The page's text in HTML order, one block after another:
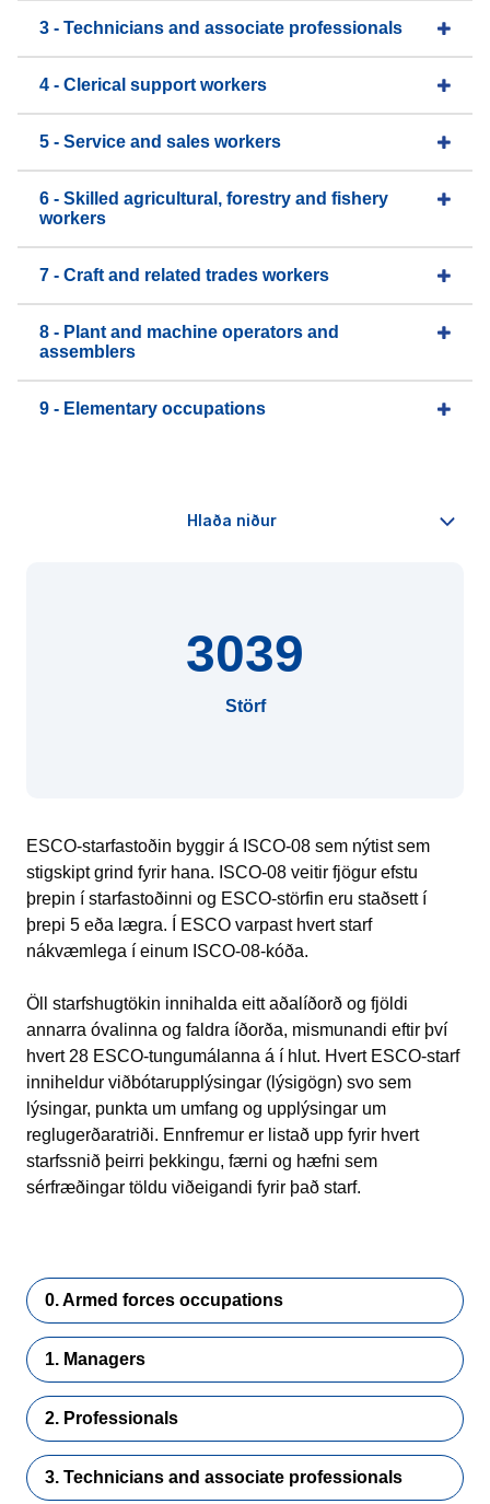
3 - Technicians and associate professionals
4 - Clerical support workers
5 - Service and sales workers
6 - Skilled agricultural, forestry and fishery
workers
7 - Craft and related trades workers
8 - Plant and machine operators and
assemblers
9 - Elementary occupations
3039
Störf
ESCO-starfastoðin byggir á ISCO-08 sem nýtist sem
stigskipt grind fyrir hana. ISCO-08 veitir fjögur efstu
þrepin í starfastoðinni og ESCO-störfin eru staðsett í
þrepi 5 eða lægra. Í ESCO varpast hvert starf
nákvæmlega í einum ISCO-08-kóða.
Öll starfshugtökin innihalda eitt aðalíðorð og fjöldi
annarra óvalinna og faldra íðorða, mismunandi eftir því
hvert 28 ESCO-tungumálanna á í hlut. Hvert ESCO-starf
inniheldur viðbótarupplýsingar (lýsigögn) svo sem
lýsingar, punkta um umfang og upplýsingar um
reglugerðaratriði. Ennfremur er listað upp fyrir hvert
starfssnið þeirri þekkingu, færni og hæfni sem
sérfræðingar töldu viðeigandi fyrir það starf.
0. Armed forces occupations
1. Managers
2. Professionals
3. Technicians and associate professionals